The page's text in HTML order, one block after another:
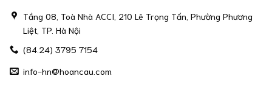
Tầng 08, Toà Nhà ACCI, 210 Lê Trọng Tấn, Phường Phương
Liệt, TP. Hà Nội
(84.24) 3795 7154
info-hn@hoancau.com